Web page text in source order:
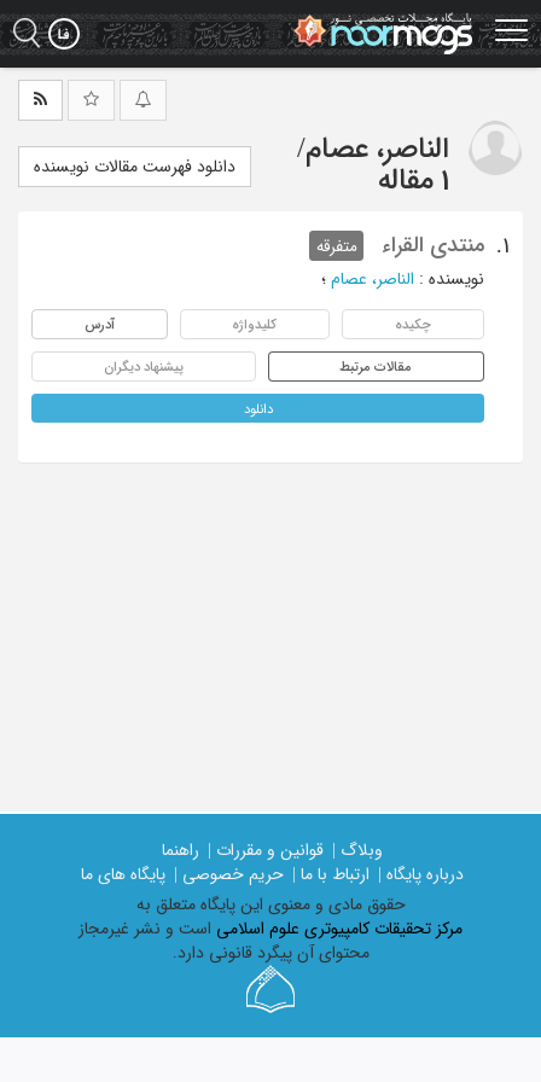
Skip
to
main
الناصر، عصام/
1 مقاله
دانلود فهرست مقالات نویسنده
1. منتدی القراء
متفرقه
نویسنده : الناصر، عصام ؛
چکیده کلیدواژه آدرس
مقالات مرتبط پیشنهاد دیگران
دانلود
وبلاگ | قوانین و مقررات |
راهنما
درباره پایگاه |
ارتباط با ما | حریم خصوصی |
پایگاه های ما
حقوق مادی و معنوی اين پايگاه متعلق به
مرکز تحقیقات کامپیوتری علوم اسلامی است و نشر غیرمجاز
محتوای آن پیگرد قانونی دارد.